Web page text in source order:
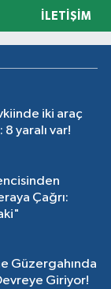
İLETIŞIM
iki araç
8 yaralı var!
Çağrı:
Güzergahında
Giriyor!